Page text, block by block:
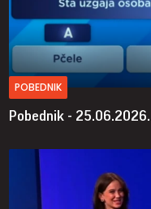
POBEDNIK
Pobednik - 25.06.2026.